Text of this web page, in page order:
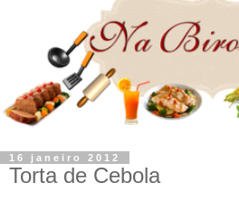
16 janeiro 2012
Torta de Cebola